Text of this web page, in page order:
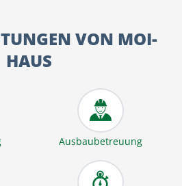
VON MOI-
HAUS
Ausbaubetreuung